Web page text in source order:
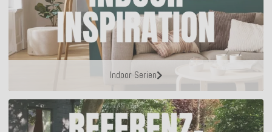
Indoor Serien